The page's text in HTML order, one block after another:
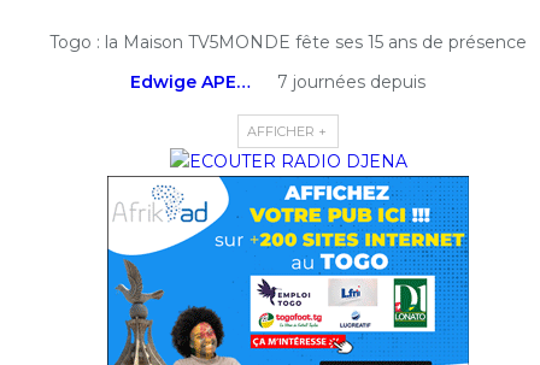
Togo : la Maison TV5MONDE fête ses 15 ans de présence
Edwige APEDO
7 journées depuis
AFFICHER +